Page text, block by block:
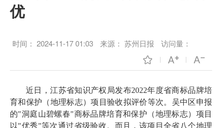
优
时间： 2024-11-17 01:03 来源： 苏州日报 访问量：
近日，江苏省知识产权局发布2022年度省商标品牌培
育和保护（地理标志）项目验收拟评价等次。吴中区申报
的"洞庭山碧螺春"商标品牌培育和保护（地理标志）项目
以"优秀"等次通过省级验收。而且，该项目全省八个地理